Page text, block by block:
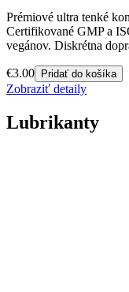
Prémiové ultra tenké
Certifikované GMP a
vegánov. Diskrétna
€3.00 Pridať do košíka
Zobraziť detaily
Lubrikanty